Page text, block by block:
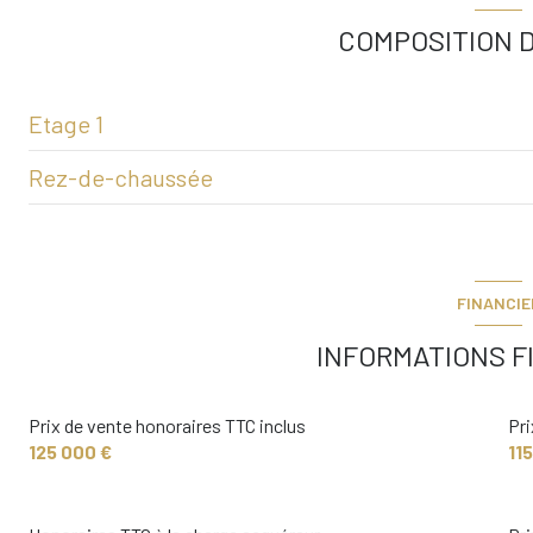
COMPOSITION
Etage 1
chambre
Rez-de-chaussée
cuisine
INFORMATIONS
Prix de vente honoraires TTC inclus
125 000 €